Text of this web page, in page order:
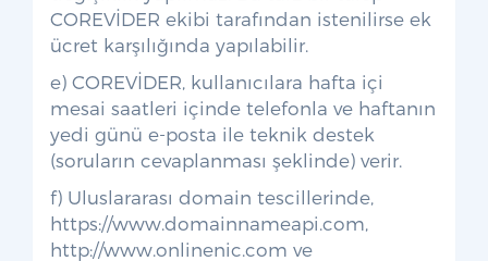
COREVİDER ekibi tarafından istenilirse ek
ücret karşılığında yapılabilir.
e) COREVİDER, kullanıcılara hafta içi
mesai saatleri içinde telefonla ve haftanın
yedi günü e-posta ile teknik destek
(soruların cevaplanması şeklinde) verir.
f) Uluslararası domain tescillerinde,
https://www.domainnameapi.com,
http://www.onlinenic.com ve